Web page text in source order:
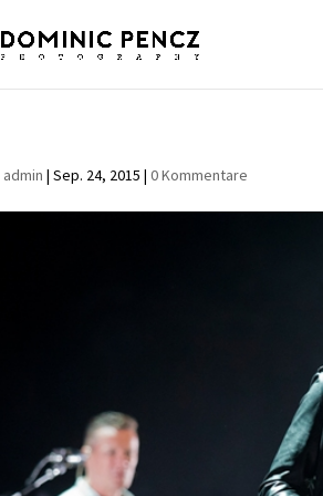
admin |Sep. 24, 2015 |0 Kommentare